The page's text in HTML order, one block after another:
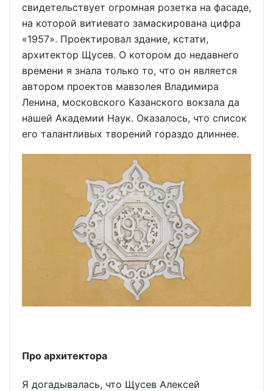
свидетельствует огромная розетка на фасаде,
на которой витиевато замаскирована цифра
«1957». Проектировал здание, кстати,
архитектор Щусев. О котором до недавнего
времени я знала только то, что он является
автором проектов мавзолея Владимира
Ленина, московского Казанского вокзала да
нашей Академии Наук. Оказалось, что список
его талантливых творений гораздо длиннее.
Про архитектора
Я догадывалась, что Щусев Алексей